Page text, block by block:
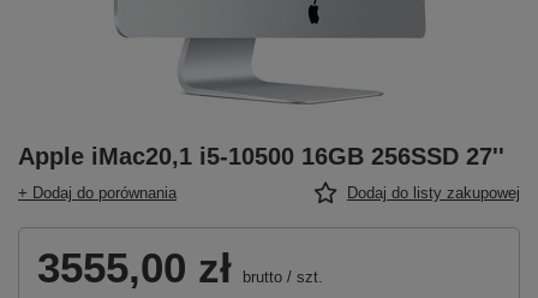
Apple iMac20,1 i5-10500 16GB 256SSD 27''
+ Dodaj do porównania Dodaj do listy zakupowej
3555,00 zł brutto / szt.